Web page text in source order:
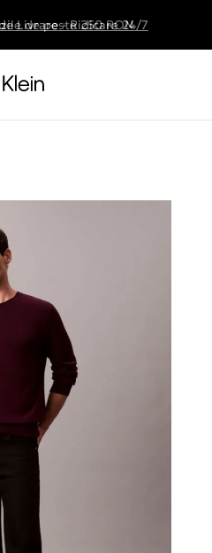
de peste 250 RON
Livrare - Ridicare 24/7